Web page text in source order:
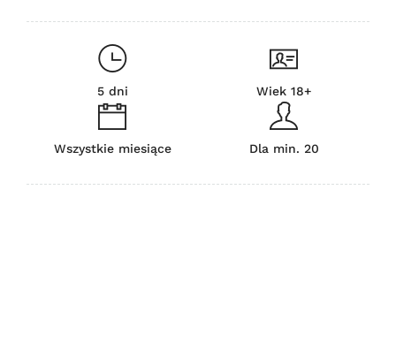
5 dni Wiek 18+
Wszystkie miesiące Dla min. 20